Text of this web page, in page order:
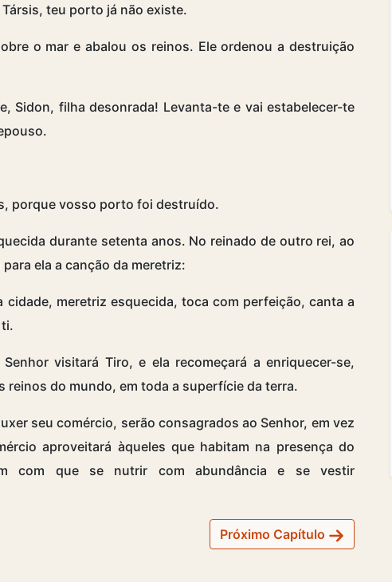
teu porto já não existe.
o mar e abalou os reinos. Ele ordenou a destruição
Sidon, filha desonrada! Levanta-te e vai estabelecer-te
porque vosso porto foi destruído.
durante setenta anos. No reinado de outro rei, ao
ela a canção da meretriz:
cidade, meretriz esquecida, toca com perfeição, canta a
visitará Tiro, e ela recomeçará a enriquecer-se,
reinos do mundo, em toda a superfície da terra.
seu comércio, serão consagrados ao Senhor, em vez
aproveitará àqueles que habitam na presença do
com que se nutrir com abundância e se vestir
Próximo Capítulo